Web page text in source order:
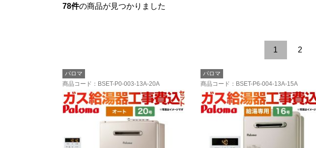
78件の商品が見つかりました
1 2
パロマ
商品コード ：BSET-P0-003-13A-20A
パロマ
商品コード ：BSET-P6-004-13A-15A